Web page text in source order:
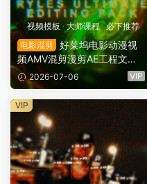
视频模板 ·大师课程·必下推荐
电影混剪 好莱坞电影动漫视
频AMV混剪漫剪AE工程文件
预设叠加层预设素材包+视频
教程 RYLES ULTIMATE EDIT
ING PACK（15934）
2026-07-06 VIP
VIP